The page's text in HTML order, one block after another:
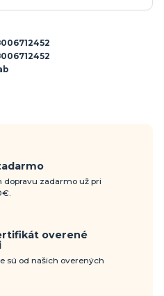
dopravu zadarmo už pri
overené
sú od našich overených